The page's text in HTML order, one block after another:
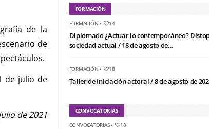
de la
de
de julio de
de 2021
FORMACIÓN
FORMACIÓN • 14
Diplomado ¿Actuar lo contemporáneo?
sociedad actual / 18 de agosto de...
FORMACIÓN • 18
Taller de Iniciación actoral / 8 de agosto de
CONVOCATORIAS
CONVOCATORIAS• 18